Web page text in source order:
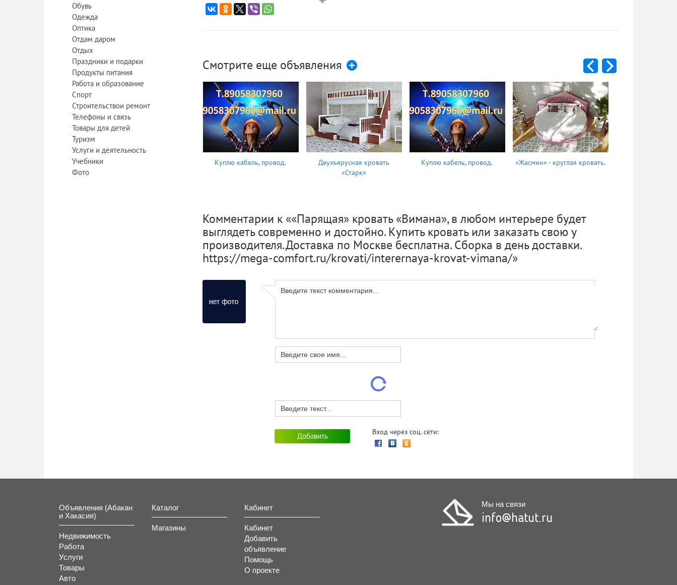
Обувь
Одежда
Оптика
Отдам даром
Отдых
Праздники и подарки
Продукты питания
Работа и образование
Спорт
Строительствои ремонт
Телефоны и связь
Товары для детей
Туризм
Услуги и деятельность
Учебники
Фото
Смотрите еще объявления
Куплю кабель, провод.
Двухъярусная кровать
«Старк»
Куплю кабель, провод. «Жасмин» - круглая кровать.
Комментарии к ««Парящая» кровать «Вимана», в любом интерьере будет
выглядеть современно и достойно. Купить кровать или заказать свою у
производителя.Доставка по Москве бесплатна. Сборка в день доставки.
https://mega-comfort.ru/krovati/interernaya-krovat-vimana/»
Вход через соц. сети:
Объявления (Абакан
и Хакасия)
Недвижимость
Работа
Услуги
Товары
Авто
Каталог
Магазины
Кабинет
Кабинет
Добавить
объявление
Помощь
О проекте
Мы на связи
info@hatut.ru